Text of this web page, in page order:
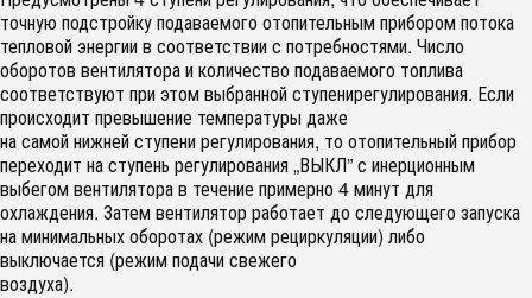
точную подстройку подаваемого отопительным прибором потока
тепловой энергии в соответствии с потребностями. Число
оборотов вентилятора и количество подаваемого топлива
соответствуют при этом выбранной ступенирегулирования. Если
происходит превышение температуры даже
на самой нижней ступени регулирования, то отопительный прибор
переходит на ступень регулирования „ВЫКЛ” с инерционным
выбегом вентилятора в течение примерно 4 минут для
охлаждения. Затем вентилятор работает до следующего запуска
на минимальных оборотах (режим рециркуляции) либо
выключается (режим подачи свежего
воздуха).